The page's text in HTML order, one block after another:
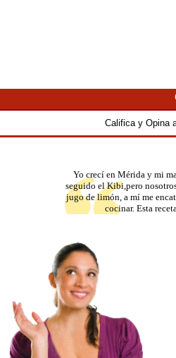
Califica y Opina
Yo crecí en Mérida y mi
seguido el Kibi,pero
jugo de limón, a mí me
cocinar. Esta